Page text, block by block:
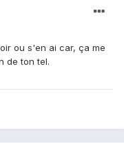
ou s'en ai car, ça me
de ton tel.